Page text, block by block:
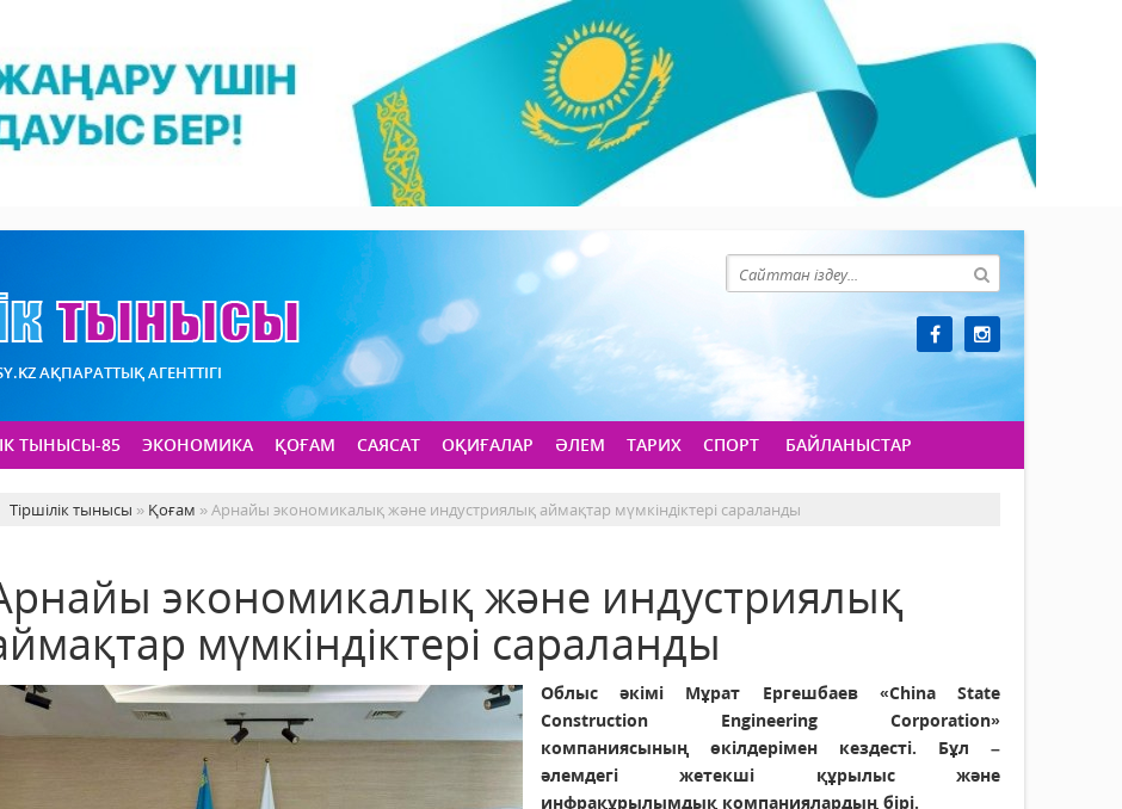
АҚПАРАТТЫҚ АГЕНТТІГІ
ТЫНЫСЫ-85 ЭКОНОМИКА ҚОҒАМ САЯСАТ ОҚИҒАЛАР ӘЛЕМ ТАРИХ СПОРТ БАЙЛАНЫСТАР
Тіршілік тынысы » Қоғам » Арнайы экономикалық және индустриялық аймақтар мүмкіндіктері сараланды
экономикалық және индустриялық
мүмкіндіктері сараланды
Облыс әкімі Мұрат Ергешбаев «China State
Construction Engineering Corporation»
компаниясының өкілдерімен кездесті. Бұл –
әлемдегі жетекші құрылыс және
инфрақұрылымдық компаниялардың бірі.